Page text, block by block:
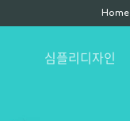
Home
심플리디자인